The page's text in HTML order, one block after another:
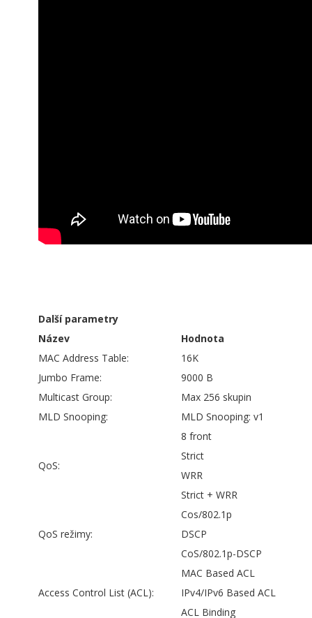
Další parametry
Název
Hodnota
MAC Address Table:
16K
Jumbo Frame:
9000 B
Multicast Group:
Max 256 skupin
MLD Snooping:
MLD Snooping: v1
QoS:
8 front
Strict
WRR
Strict + WRR
QoS režimy:
Cos/802.1p
DSCP
CoS/802.1p-DSCP
Access Control List (ACL):
MAC Based ACL
IPv4/IPv6 Based ACL
ACL Binding